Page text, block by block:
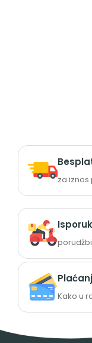
za iznos
Kako u